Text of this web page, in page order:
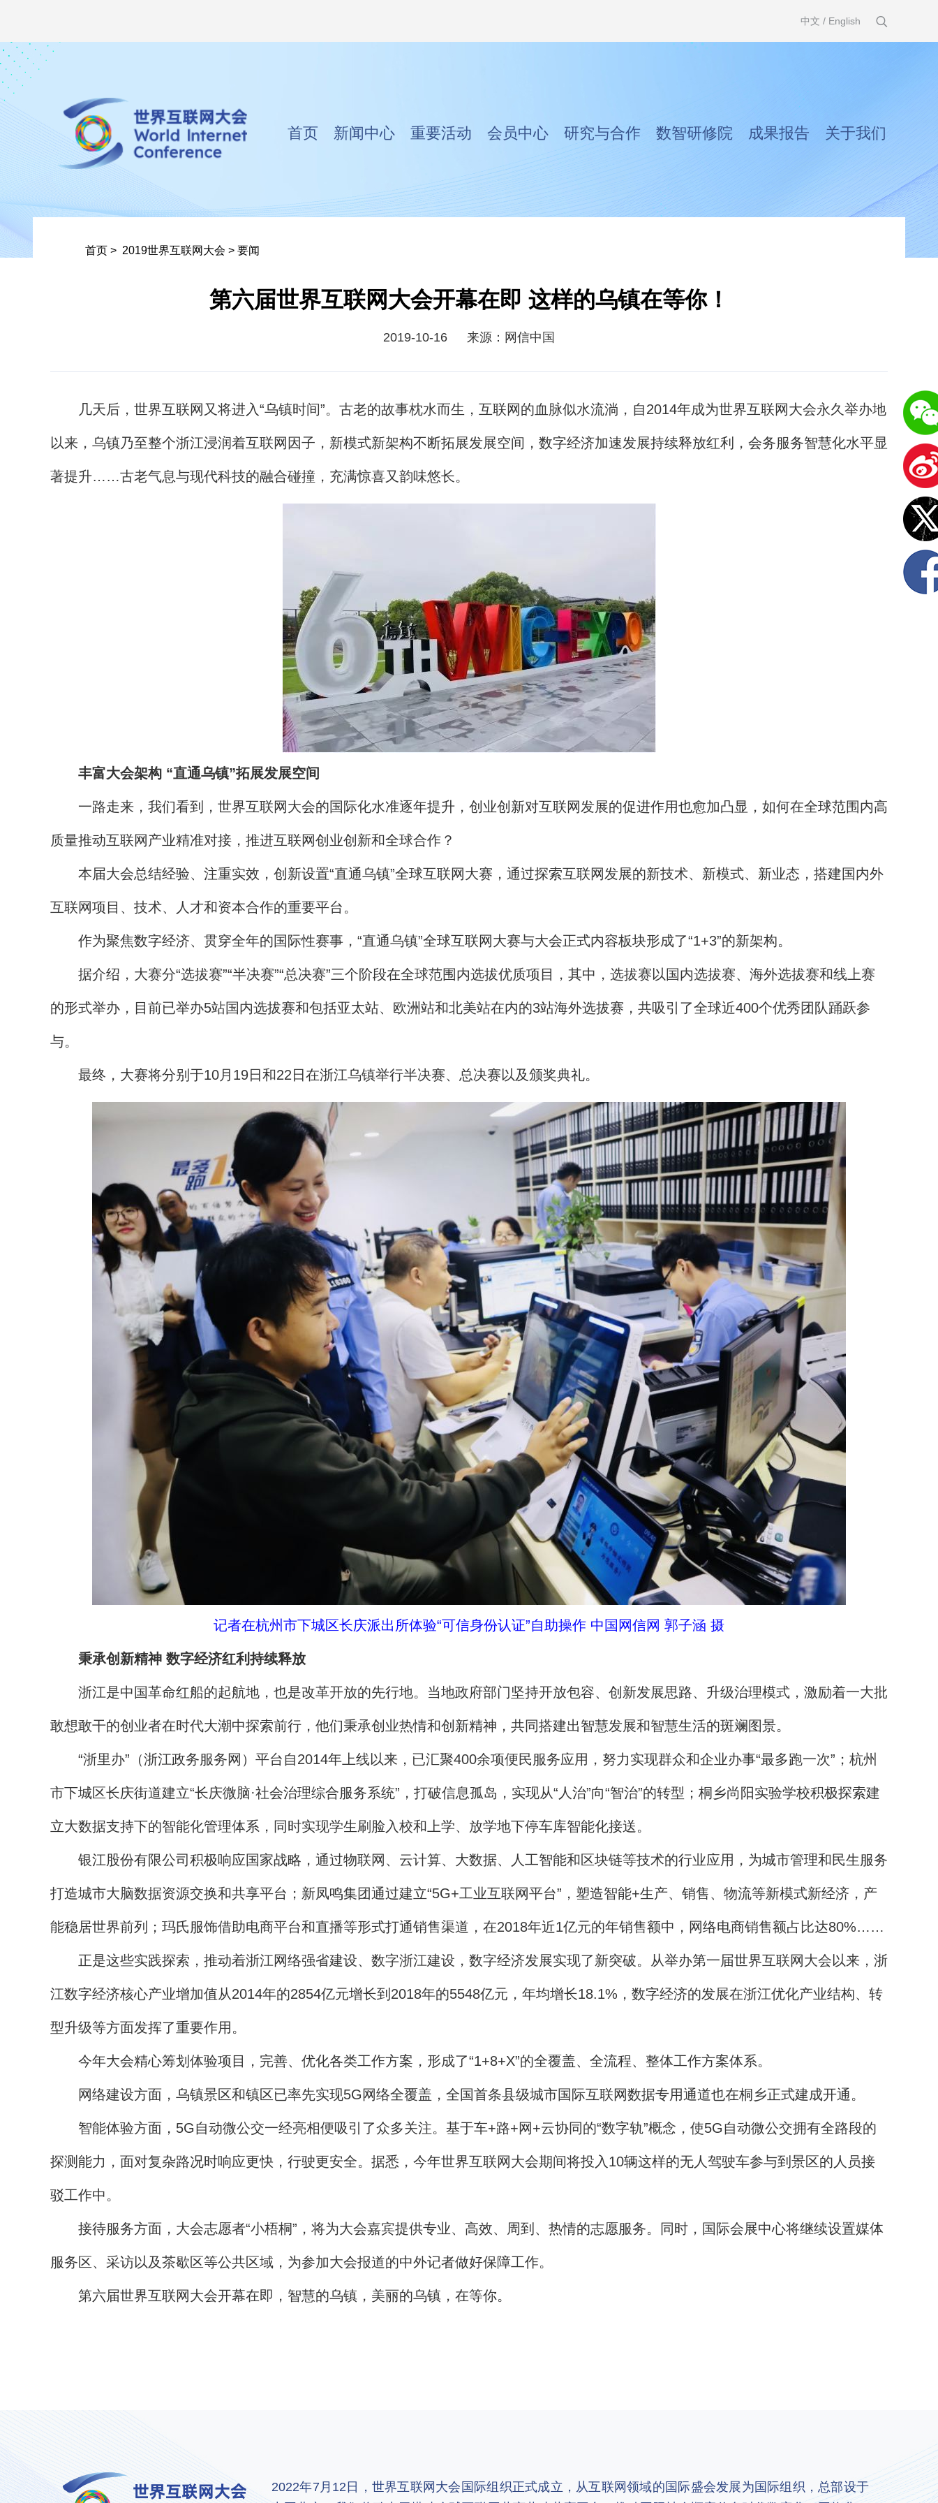
中文 / English
首页 新闻中心 重要活动 会员中心 研究与合作 数智研修院 成果报告 关于我们
首页 > 2019世界互联网大会 > 要闻
第六届世界互联网大会开幕在即 这样的乌镇在等你！
2019-10-16 来源：网信中国
几天后，世界互联网又将进入“乌镇时间”。古老的故事枕水而生，互联网的血脉似水流淌，自2014年成为世界互联网大会永久举办地
以来，乌镇乃至整个浙江浸润着互联网因子，新模式新架构不断拓展发展空间，数字经济加速发展持续释放红利，会务服务智慧化水平显
著提升……古老气息与现代科技的融合碰撞，充满惊喜又韵味悠长。
丰富大会架构 “直通乌镇”拓展发展空间
一路走来，我们看到，世界互联网大会的国际化水准逐年提升，创业创新对互联网发展的促进作用也愈加凸显，如何在全球范围内高
质量推动互联网产业精准对接，推进互联网创业创新和全球合作？
本届大会总结经验、注重实效，创新设置“直通乌镇”全球互联网大赛，通过探索互联网发展的新技术、新模式、新业态，搭建国内外
互联网项目、技术、人才和资本合作的重要平台。
作为聚焦数字经济、贯穿全年的国际性赛事，“直通乌镇”全球互联网大赛与大会正式内容板块形成了“1+3”的新架构。
据介绍，大赛分“选拔赛”“半决赛”“总决赛”三个阶段在全球范围内选拔优质项目，其中，选拔赛以国内选拔赛、海外选拔赛和线上赛
的形式举办，目前已举办5站国内选拔赛和包括亚太站、欧洲站和北美站在内的3站海外选拔赛，共吸引了全球近400个优秀团队踊跃参
与。
最终，大赛将分别于10月19日和22日在浙江乌镇举行半决赛、总决赛以及颁奖典礼。
记者在杭州市下城区长庆派出所体验“可信身份认证”自助操作 中国网信网 郭子涵 摄
秉承创新精神 数字经济红利持续释放
浙江是中国革命红船的起航地，也是改革开放的先行地。当地政府部门坚持开放包容、创新发展思路、升级治理模式，激励着一大批
敢想敢干的创业者在时代大潮中探索前行，他们秉承创业热情和创新精神，共同搭建出智慧发展和智慧生活的斑斓图景。
“浙里办”（浙江政务服务网）平台自2014年上线以来，已汇聚400余项便民服务应用，努力实现群众和企业办事“最多跑一次”；杭州
市下城区长庆街道建立“长庆微脑·社会治理综合服务系统”，打破信息孤岛，实现从“人治”向“智治”的转型；桐乡尚阳实验学校积极探索建
立大数据支持下的智能化管理体系，同时实现学生刷脸入校和上学、放学地下停车库智能化接送。
银江股份有限公司积极响应国家战略，通过物联网、云计算、大数据、人工智能和区块链等技术的行业应用，为城市管理和民生服务
打造城市大脑数据资源交换和共享平台；新凤鸣集团通过建立“5G+工业互联网平台”，塑造智能+生产、销售、物流等新模式新经济，产
能稳居世界前列；玛氏服饰借助电商平台和直播等形式打通销售渠道，在2018年近1亿元的年销售额中，网络电商销售额占比达80%……
正是这些实践探索，推动着浙江网络强省建设、数字浙江建设，数字经济发展实现了新突破。从举办第一届世界互联网大会以来，浙
江数字经济核心产业增加值从2014年的2854亿元增长到2018年的5548亿元，年均增长18.1%，数字经济的发展在浙江优化产业结构、转
型升级等方面发挥了重要作用。
今年大会精心筹划体验项目，完善、优化各类工作方案，形成了“1+8+X”的全覆盖、全流程、整体工作方案体系。
网络建设方面，乌镇景区和镇区已率先实现5G网络全覆盖，全国首条县级城市国际互联网数据专用通道也在桐乡正式建成开通。
智能体验方面，5G自动微公交一经亮相便吸引了众多关注。基于车+路+网+云协同的“数字轨”概念，使5G自动微公交拥有全路段的
探测能力，面对复杂路况时响应更快，行驶更安全。据悉，今年世界互联网大会期间将投入10辆这样的无人驾驶车参与到景区的人员接
驳工作中。
接待服务方面，大会志愿者“小梧桐”，将为大会嘉宾提供专业、高效、周到、热情的志愿服务。同时，国际会展中心将继续设置媒体
服务区、采访以及茶歇区等公共区域，为参加大会报道的中外记者做好保障工作。
第六届世界互联网大会开幕在即，智慧的乌镇，美丽的乌镇，在等你。
2022年7月12日，世界互联网大会国际组织正式成立，从互联网领域的国际盛会发展为国际组织，总部设于